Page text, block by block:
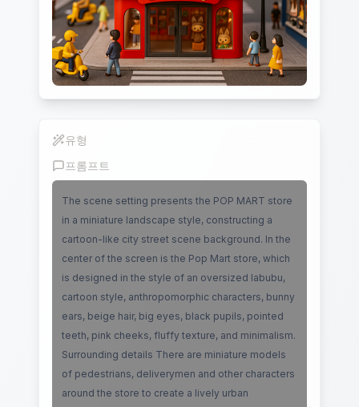
유형
프롬프트
The scene setting presents the POP MART store
in a miniature landscape style, constructing a
cartoon-like city street scene background. In the
center of the screen is the Pop Mart store, which
is designed in the style of an oversized labubu,
cartoon style, anthropomorphic characters, bunny
ears, beige hair, big eyes, black pupils, pointed
teeth, pink cheeks, fluffy texture, and minimalism.
Surrounding details There are miniature models
of pedestrians, deliverymen and other characters
around the store to create a lively urban